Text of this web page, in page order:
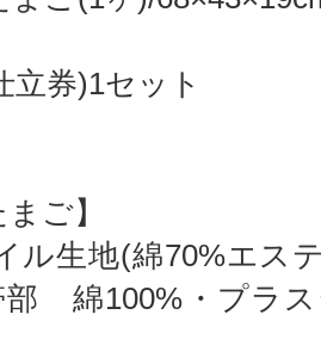
立券)1セット
ご】
ル生地(綿70%エス
部 綿100%・プラ